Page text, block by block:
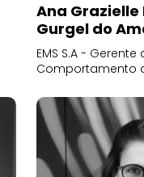
Ana
Gurgel do
EMS S.A -
Comportamento